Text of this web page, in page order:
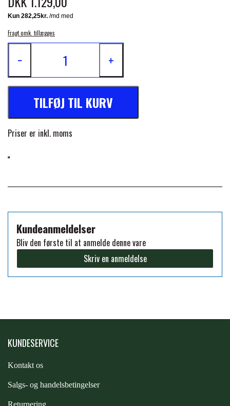
PREMIER EQUINE GROOMING & STALD
PREMIER EQUINE RYTTER
MUSTAD
NAF
STAR TACK
STUD MUFFIN
WAHLSTEN
Fragt omk. tillægges
− +
TILFØJ TIL KURV
Priser er inkl. moms
Kundeanmeldelser
Bliv den første til at anmelde denne vare
Skriv en anmeldelse
KUNDESERVICE
Kontakt os
Salgs- og handelsbetingelser
Returnering